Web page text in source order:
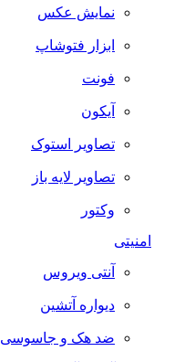
نمایش عکس
ابزار فتوشاپ
فونت
آیکون
تصاویر استوک
تصاویر لایه باز
وکتور
امنیتی
آنتی ویروس
دیواره آتشین
ضد هک و جاسوسی